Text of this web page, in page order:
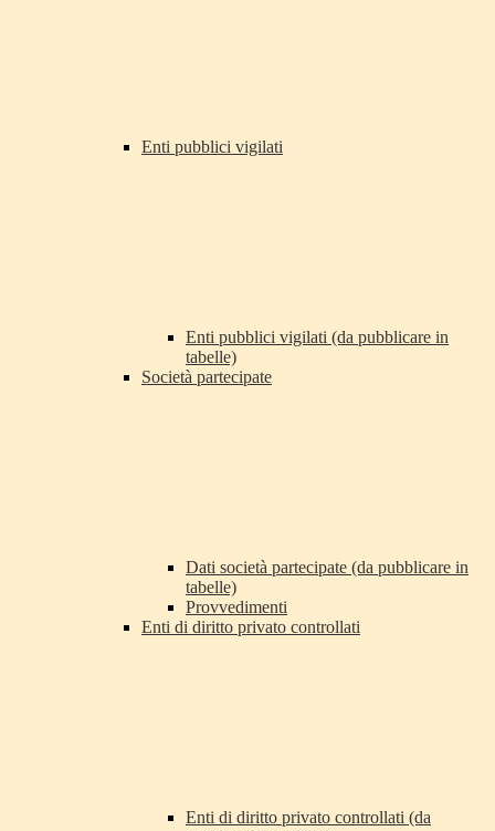
Enti pubblici vigilati
Enti pubblici vigilati (da pubblicare in
tabelle)
Società partecipate
Dati società partecipate (da pubblicare in
tabelle)
Provvedimenti
Enti di diritto privato controllati
Enti di diritto privato controllati (da